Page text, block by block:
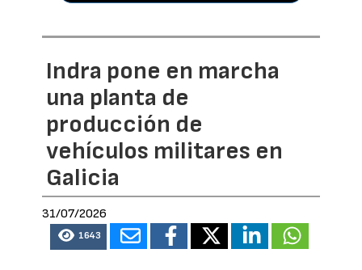
Indra pone en marcha
una planta de
producción de
vehículos militares en
Galicia
31/07/2026
1643